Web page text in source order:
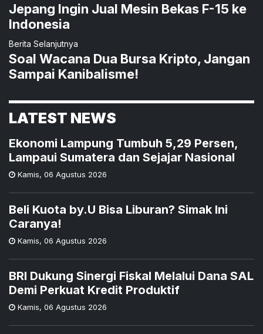
Jepang Ingin Jual Mesin Bekas F-15 ke
Indonesia
Berita Selanjutnya
Soal Wacana Dua Bursa Kripto, Jangan
Sampai Kanibalisme!
LATEST NEWS
Ekonomi Lampung Tumbuh 5,29 Persen,
Lampaui Sumatera dan Sejajar Nasional
Kamis, 06 Agustus 2026
Beli Kuota by.U Bisa Liburan? Simak Ini
Caranya!
Kamis, 06 Agustus 2026
BRI Dukung Sinergi Fiskal Melalui Dana SAL
Demi Perkuat Kredit Produktif
Kamis, 06 Agustus 2026